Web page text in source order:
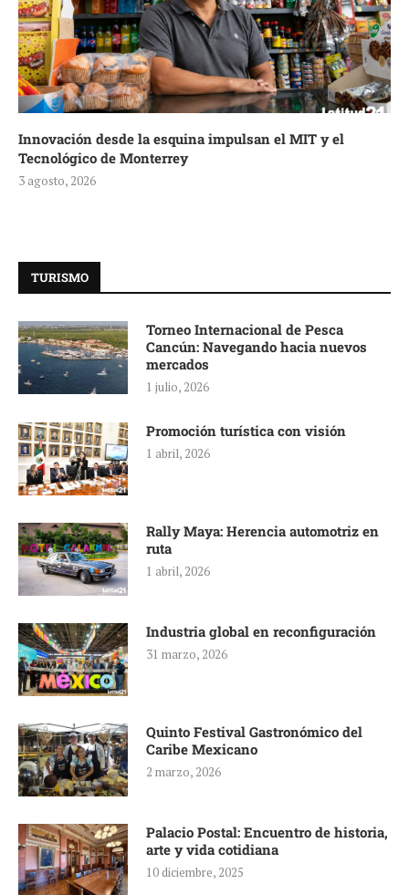
Innovación desde la esquina impulsan el MIT y el
Tecnológico de Monterrey
3 agosto, 2026
TURISMO
Torneo Internacional de Pesca
Cancún: Navegando hacia nuevos
mercados
1 julio, 2026
Promoción turística con visión
1 abril, 2026
Rally Maya: Herencia automotriz en
ruta
1 abril, 2026
Industria global en reconfiguración
31 marzo, 2026
Quinto Festival Gastronómico del
Caribe Mexicano
2 marzo, 2026
Palacio Postal: Encuentro de historia,
arte y vida cotidiana
10 diciembre, 2025